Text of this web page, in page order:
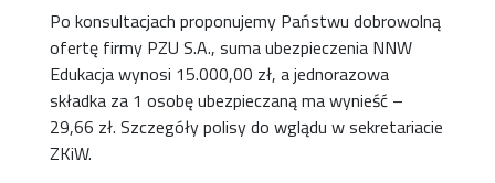
Po konsultacjach proponujemy Państwu dobrowolną
ofertę firmy PZU S.A., suma ubezpieczenia NNW
Edukacja wynosi 15.000,00 zł, a jednorazowa
składka za 1 osobę ubezpieczaną ma wynieść –
29,66 zł. Szczegóły polisy do wglądu w sekretariacie
ZKiW.